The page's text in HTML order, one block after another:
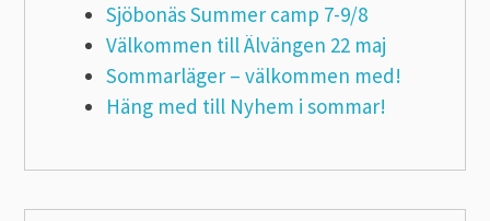
Sjöbonäs Summer camp 7-9/8
Välkommen till Älvängen 22 maj
Sommarläger – välkommen med!
Häng med till Nyhem i sommar!